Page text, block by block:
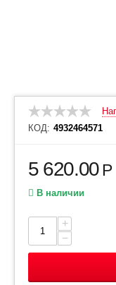
КОД: 4932464571
5 620.00Р
В наличии
+
−